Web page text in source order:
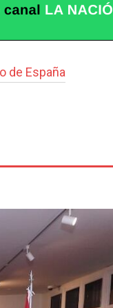
de España